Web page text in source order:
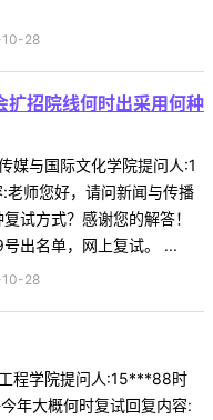
10-28
扩招院线何时出采用何种
媒与国际文化学院提问人:1
师您好，请问新闻与传播
试方式？感谢您的解答！
出名单，网上复试。 ...
10-28
程学院提问人:15***88时
年大概何时复试回复内容: